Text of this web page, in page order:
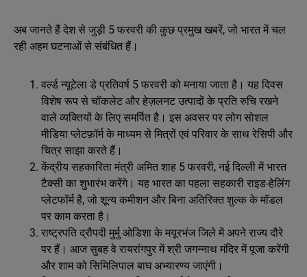
अब जानते हैं देश से जुड़ी 5 फरवरी की कुछ प्रमुख खबरें, जो भारत में चल
रही अहम घटनाओं से संबंधित हैं।
वर्ल्ड न्यूटेला डे प्रतिवर्ष 5 फरवरी को मनाया जाता है। यह दिवस
विशेष रूप से चॉकलेट और हेज़लनट उत्पादों के प्रति रुचि रखने
वाले व्यक्तियों के लिए समर्पित है। इस अवसर पर लोग सोशल
मीडिया प्लेटफ़ॉर्म के माध्यम से मित्रों एवं परिवार के साथ रेसिपी और
चित्र साझा करते हैं।
केंद्रीय सहकारिता मंत्री अमित शाह 5 फरवरी, नई दिल्ली में भारत
टैक्सी का शुभारंभ करेंगे। यह भारत का पहला सहकारी राइड-हेलिंग
प्लेटफॉर्म है, जो शून्य कमीशन और बिना अतिरिक्त शुल्क के मॉडल
पर काम करता है।
राष्ट्रपति द्रौपदी मुर्मु ओडिशा के मयूरभंज जिले में अपने राज्य दौरे
पर हैं। आज सुबह वे रायरांगपुर में श्री जगन्नाथ मंदिर में पूजा करेंगी
और शाम को सिमिलिपाल बाघ अभ्यारण्य जाएंगी।